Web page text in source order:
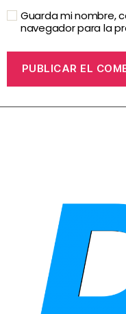
Guarda mi nombre,
navegador para la